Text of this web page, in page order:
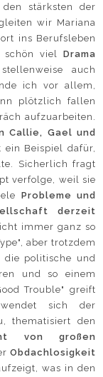
stärksten der
wir Mariana
ins Berufsleben
schön viel Drama
auch
ich vor allem,
plötzlich fallen
aufzuarbeiten.
Callie, Gael und
ein Beispiel dafür,
Sicherlich fragt
verfolge, weil sie
Probleme und
derzeit
immer ganz so
aber trotzdem
politische und
und so einem
Trouble" greift
sich der
thematisiert den
von großen
Obdachlosigkeit
was in den